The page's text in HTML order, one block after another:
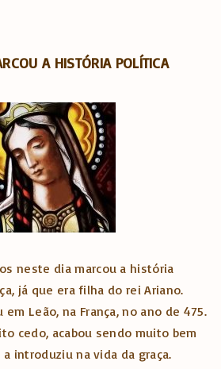
A HISTÓRIA POLÍTICA
neste dia marcou a história
já que era filha do rei Ariano.
Leão, na França, no ano de 475.
cedo, acabou sendo muito bem
introduziu na vida da graça.